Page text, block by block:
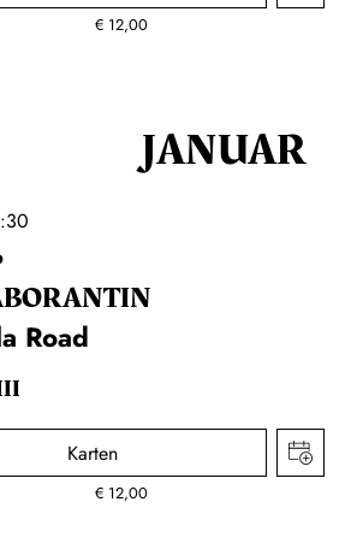
€ 12,00
JANUAR
Road
Karten
€ 12,00